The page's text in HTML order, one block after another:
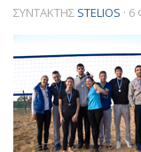
ΣΥΝΤΆΚΤΗΣ STELIOS · 6